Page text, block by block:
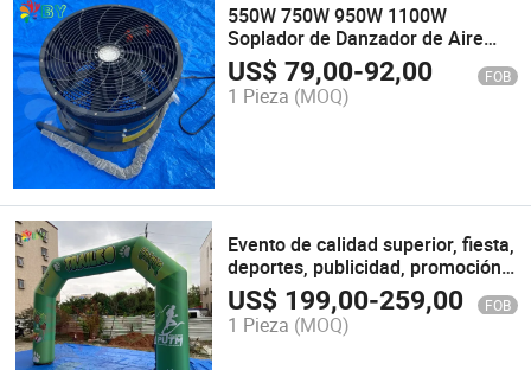
550W 750W 950W 1100W
Soplador de Danzador de Aire
Inflable de Alta Calidad
US$79,00-92,00 FOB
1 Pieza (MOQ)
Evento de calidad superior, fiesta,
deportes, publicidad, promoción,
arco inflable arcoíris al aire libre
en venta
US$ 199,00-259,00 FOB
1 Pieza (MOQ)